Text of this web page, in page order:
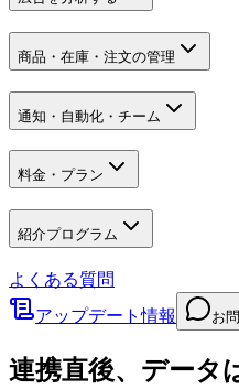
商品・在庫・注文の管理
通知・自動化・チーム
料金・プラン
紹介プログラム
よくある質問
アップデート情報
お
連携直後、データ